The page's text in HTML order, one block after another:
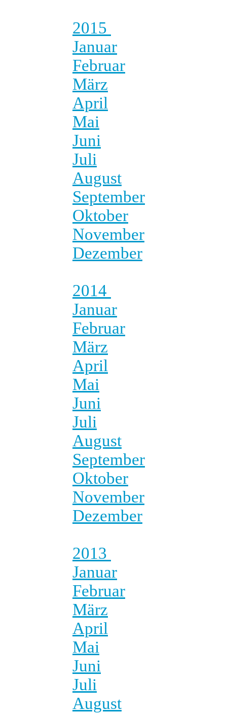
2015
Januar
Februar
März
April
Mai
Juni
Juli
August
September
Oktober
November
Dezember
2014
Januar
Februar
März
April
Mai
Juni
Juli
August
September
Oktober
November
Dezember
2013
Januar
Februar
März
April
Mai
Juni
Juli
August